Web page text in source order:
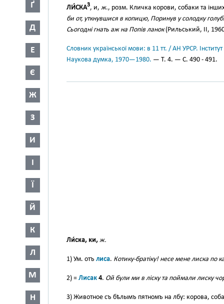
Ґ
Д
Е
Є
Ж
З
И
І
Ї
Й
К
Л
М
Н
ЛИ́СКА3, и, ж., розм. Кличка корови, собаки та
би от, уткнувшися в копицю, Поринув у солодку
Сьогодні гнать аж на Попів ланок(Рильський, II,
Словник української мови: в 11 тт. / АН УРСР.
Наукова думка, 1970—1980. — Т. 4. — С. 490 - 491.
Ли́ска, ки, ж.
1) Ум. отъ лиса. Котику-братіку! несе мене лиска по
2) = Лисак 4. Ой були ми в ліску та поймали лиску
3) Животное съ бѣлымъ пятномъ на лбу: корова,